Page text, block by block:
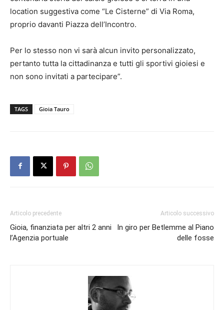
location suggestiva come “Le Cisterne” di Via Roma,
proprio davanti Piazza dell’Incontro.
Per lo stesso non vi sarà alcun invito personalizzato,
pertanto tutta la cittadinanza e tutti gli sportivi gioiesi e
non sono invitati a partecipare”.
TAGS Gioia Tauro
Articolo precedente
Gioia, finanziata per altri 2 anni
l’Agenzia portuale
Articolo successivo
In giro per Betlemme al Piano
delle fosse